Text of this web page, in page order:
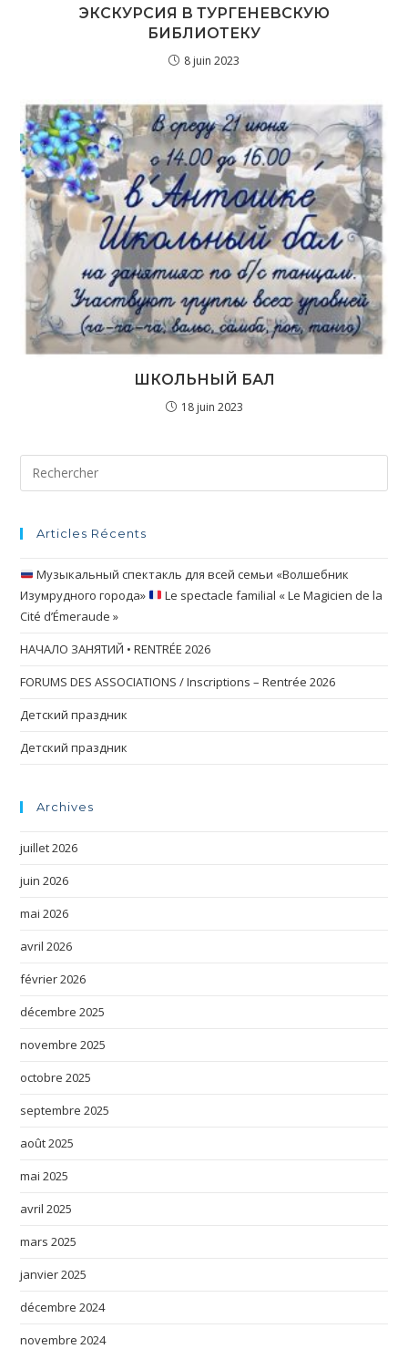
ЭКСКУРСИЯ В ТУРГЕНЕВСКУЮ
БИБЛИОТЕКУ
8 juin 2023
ШКОЛЬНЫЙ БАЛ
18 juin 2023
Articles Récents
Музыкальный спектакль для всей семьи «Волшебник
Изумрудного города»
Le spectacle familial « Le Magicien de la
Cité d’Émeraude »
НАЧАЛО ЗАНЯТИЙ • RENTRÉE 2026
FORUMS DES ASSOCIATIONS / Inscriptions – Rentrée 2026
Детский праздник
Детский праздник
Archives
juillet 2026
juin 2026
mai 2026
avril 2026
février 2026
décembre 2025
novembre 2025
octobre 2025
septembre 2025
août 2025
mai 2025
avril 2025
mars 2025
janvier 2025
décembre 2024
novembre 2024